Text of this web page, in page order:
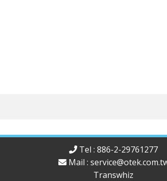
Tel : 886-2-29761277
Mail :
Transwhiz